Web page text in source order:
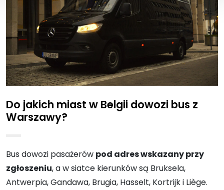
Do jakich miast w Belgii dowozi bus z
Warszawy?
Bus dowozi pasażerów pod adres wskazany przy
zgłoszeniu, a w siatce kierunków są Bruksela,
Antwerpia, Gandawa, Brugia, Hasselt, Kortrijk i Liège.